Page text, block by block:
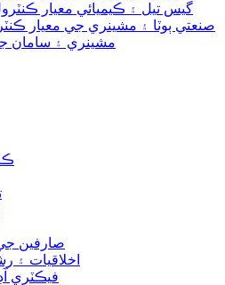
گيس تيل ۽ ڪيميائي معيار
صنعتي ٻوٽا ۽ مشينري جي معيار
مشينري ۽
صارفين
اخلاقيات ۽
فيڪٽري